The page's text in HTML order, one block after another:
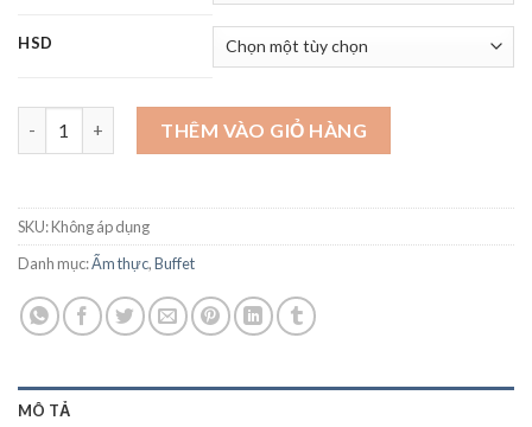
HSD
[E-Voucher] Buffet Dimsum & Hotpot - Nhà hàng FullMoon -
THÊM VÀO GIỎ HÀNG
SKU:Không áp dụng
Danh mục:Ẩm thực,Buffet
MÔ TẢ